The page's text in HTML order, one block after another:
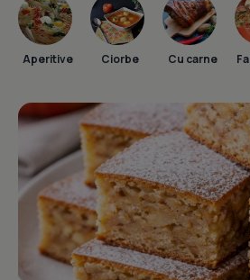
Aperitive Ciorbe Cu carne